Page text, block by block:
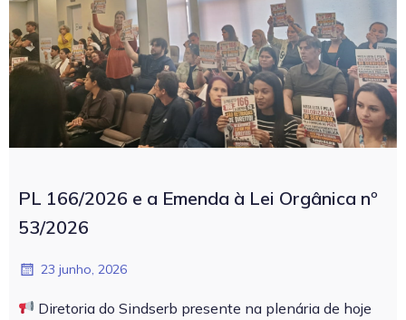
PL 166/2026 e a Emenda à Lei Orgânica nº
53/2026
23 junho, 2026
Diretoria do Sindserb presente na plenária de hoje